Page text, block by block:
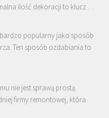
ilość dekoracji to klucz …
popularny jako sposób
Ten sposób ozdabiania to
nie jest sprawą prostą.
firmy remontowej, która